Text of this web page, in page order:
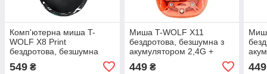
Комп'ютерна миша T-
WOLF X8 Print
бездротова, безшумна
549 ₴
Миша T-WOLF X11
бездротова, безшумна з
акумулятором 2,4G +
449₴ 449